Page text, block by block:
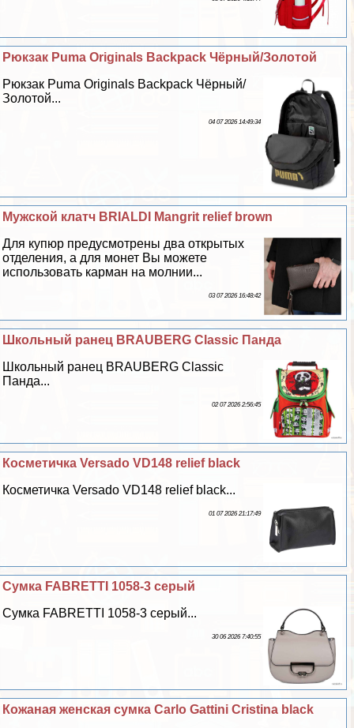
Рюкзак Puma Originals Backpack Чёрный/Золотой
Рюкзак Puma Originals Backpack Чёрный/
Золотой...
04 07 2026 14:49:34
Мужской клатч BRIALDI Mangrit relief brown
Для купюр предусмотрены два открытых
отделения, а для монет Вы можете
использовать карман на молнии...
03 07 2026 16:48:42
Школьный ранец BRAUBERG Classic Панда
Школьный ранец BRAUBERG Classic
Панда...
02 07 2026 2:56:45
Косметичка Versado VD148 relief black
Косметичка Versado VD148 relief black...
01 07 2026 21:17:49
Сумка FABRETTI 1058-3 серый
Сумка FABRETTI 1058-3 серый...
30 06 2026 7:40:55
Кожаная женская сумка Carlo Gattini Cristina black